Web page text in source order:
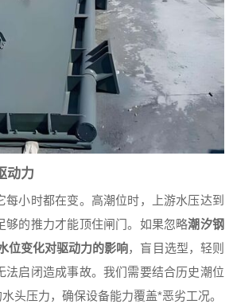
动力
每小时都在变。高潮位时，上游水压达到
够的推力才能顶住闸门。如果忽略潮汐钢
位变化对驱动力的影响，盲目选型，轻则
法启闭造成事故。我们需要结合历史潮位
头压力，确保设备能力覆盖*恶劣工况。